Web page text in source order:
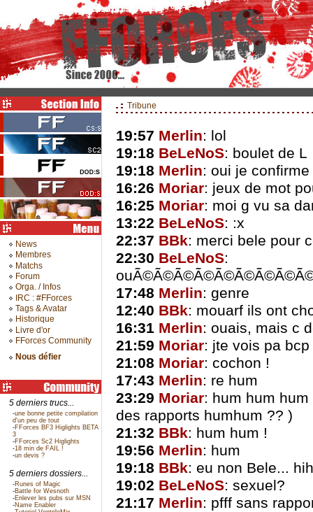
News
Membres
Matchs
Forum
Orga. / Infos
IRC : #FForces
Tags & Avatar
Historique
Livre d'or
FForces Community
Nous défier
5 derniers trucs...
-une bonne petite compilation
d'un peu de tout
-FForces BF3 Higlights BETA
3
-FForces Sc2 Higlights
-18 min de FAIL !
-un devis ?
5 derniers dossiers...
-Runes of Magic
-Battle for Wesnoth
-Enlever les pubs sur MSN
-Name Enabler
Tribune
19:57 Merlin: lol
19:18 BeLeNoS: boulet de L
19:18 Merlin: oui je confirme
16:26 Moriar: jeux de mot
16:25 Moriar: moi g vu sa
13:22 BeLeNoS: :x
22:37 BBk: merci bele pour
22:30 BeLeNoS:
17:48 Merlin: genre
12:40 BBk: mouarf ils ont
16:31 Merlin: ouais, mais c
21:59 Moriar: jte vois pa
21:08 Moriar: cochon !
17:43 Merlin: re hum
23:29 Moriar: hum hum
des rapports humhum ?? )
21:32 BBk: hum hum !
19:56 Merlin: hum
19:18 BBk: eu non Bele...
19:02 BeLeNoS: sexuel?
21:17 Merlin: pfff sans